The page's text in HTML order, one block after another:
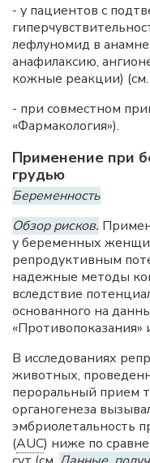
- у пациентов с
лефлуномид в
анафилаксию,
кожные реакции)
- при совместном
«Фармакология»).
Применение при
грудью
Беременность
Обзор рисков.
у беременных
репродуктивным
надежные методы
вследствие
основанного на
В исследованиях
животных,
пероральный прием
органогенеза
эмбриолетальность
(AUC) ниже по